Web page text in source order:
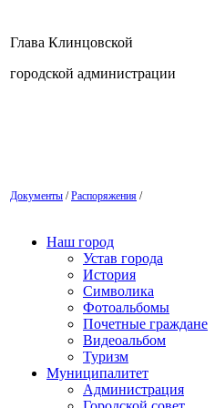
Глава Клинцовской
городской
Документы /Распоряжения /
Наш город
Устав города
История
Символика
Фотоальбомы
Почетные граждане
Видеоальбом
Туризм
Муниципалитет
Администрация